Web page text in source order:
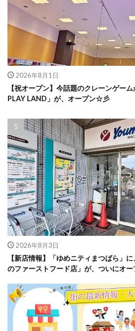
2026年8月1日
【祝オープン】今話題のクレーンゲー
PLAY LAND」が、オープン☆彡
2026年8月3日
【新店情報】「ゆめニティまつばら」
のファーストフード店」が、ついにオ